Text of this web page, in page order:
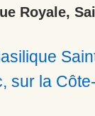
Royale,
sur la